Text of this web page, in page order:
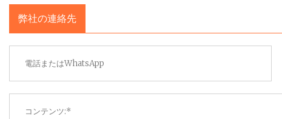
弊社の連絡先